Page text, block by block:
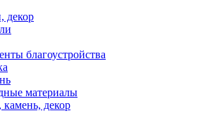
декор
благоустройства
материалы
декор